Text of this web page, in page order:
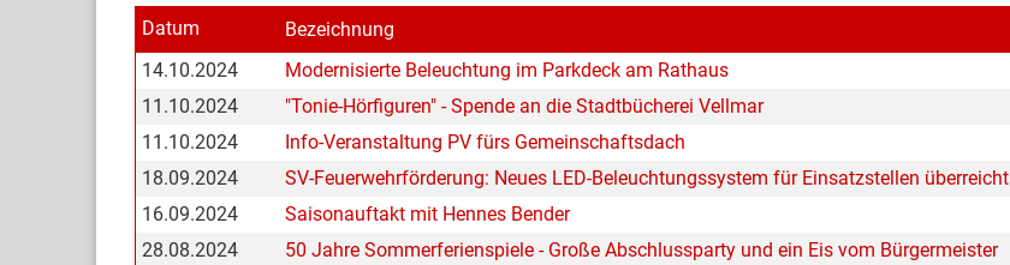
Datum
Bezeichnung
14.10.2024
Modernisierte Beleuchtung im Parkdeck am Rathaus
11.10.2024
"Tonie-Hörfiguren" - Spende an die Stadtbücherei Vellmar
11.10.2024
Info-Veranstaltung PV fürs Gemeinschaftsdach
18.09.2024
SV-Feuerwehrförderung: Neues LED-Beleuchtungssystem für Einsatzstellen überreicht
16.09.2024
Saisonauftakt mit Hennes Bender
28.08.2024
50 Jahre Sommerferienspiele - Große Abschlussparty und ein Eis vom Bürgermeister